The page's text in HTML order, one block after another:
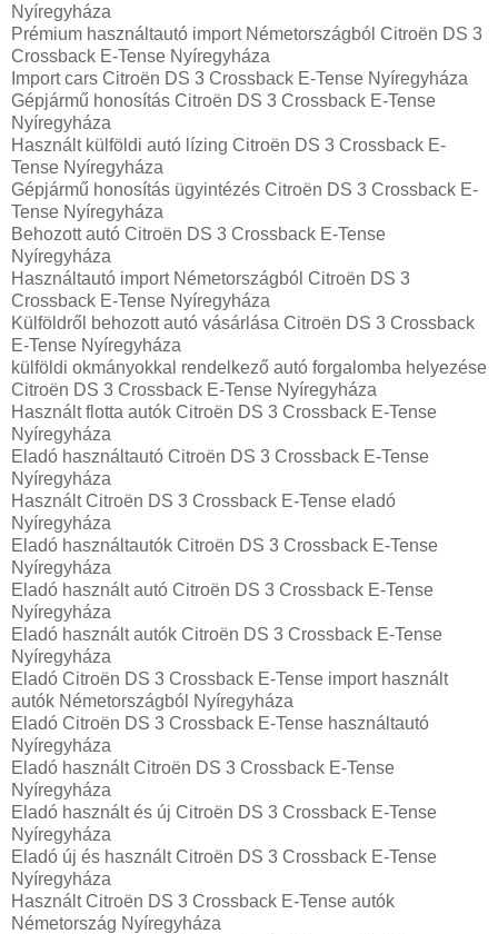
Nyíregyháza
Prémium használtautó import Németországból Citroën DS 3
Crossback E-Tense Nyíregyháza
Import cars Citroën DS 3 Crossback E-Tense Nyíregyháza
Gépjármű honosítás Citroën DS 3 Crossback E-Tense
Nyíregyháza
Használt külföldi autó lízing Citroën DS 3 Crossback E-
Tense Nyíregyháza
Gépjármű honosítás ügyintézés Citroën DS 3 Crossback E-
Tense Nyíregyháza
Behozott autó Citroën DS 3 Crossback E-Tense
Nyíregyháza
Használtautó import Németországból Citroën DS 3
Crossback E-Tense Nyíregyháza
Külföldről behozott autó vásárlása Citroën DS 3 Crossback
E-Tense Nyíregyháza
külföldi okmányokkal rendelkező autó forgalomba helyezése
Citroën DS 3 Crossback E-Tense Nyíregyháza
Használt flotta autók Citroën DS 3 Crossback E-Tense
Nyíregyháza
Eladó használtautó Citroën DS 3 Crossback E-Tense
Nyíregyháza
Használt Citroën DS 3 Crossback E-Tense eladó
Nyíregyháza
Eladó használtautók Citroën DS 3 Crossback E-Tense
Nyíregyháza
Eladó használt autó Citroën DS 3 Crossback E-Tense
Nyíregyháza
Eladó használt autók Citroën DS 3 Crossback E-Tense
Nyíregyháza
Eladó Citroën DS 3 Crossback E-Tense import használt
autók Németországból Nyíregyháza
Eladó Citroën DS 3 Crossback E-Tense használtautó
Nyíregyháza
Eladó használt Citroën DS 3 Crossback E-Tense
Nyíregyháza
Eladó használt és új Citroën DS 3 Crossback E-Tense
Nyíregyháza
Eladó új és használt Citroën DS 3 Crossback E-Tense
Nyíregyháza
Használt Citroën DS 3 Crossback E-Tense autók
Németország Nyíregyháza